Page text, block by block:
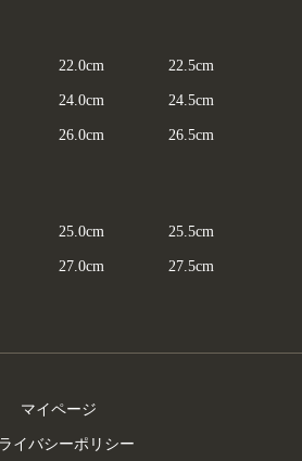
22.0cm 22.5cm
24.0cm 24.5cm
26.0cm 26.5cm
25.0cm 25.5cm
27.0cm 27.5cm
マイページ
イバシーポリシー